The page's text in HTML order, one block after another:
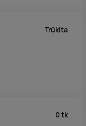
Trükita
0 tk